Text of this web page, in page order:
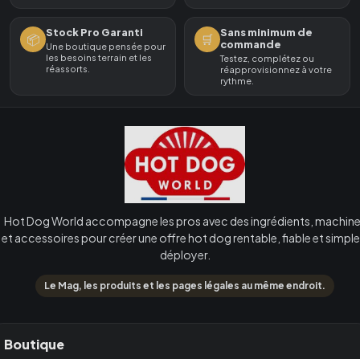
📦 Stock Pro Garanti
Une boutique pensée pour
les besoins terrain et les
réassorts.
🛒
Sans minimum de
commande
Testez, complétez ou
réapprovisionnez à votre
rythme.
Hot Dog World accompagne les pros avec des ingrédients,
et accessoires pour créer une offre hot dog rentable, fiable et
déployer.
Le Mag, les produits et les pages légales au même endroit.
Boutique